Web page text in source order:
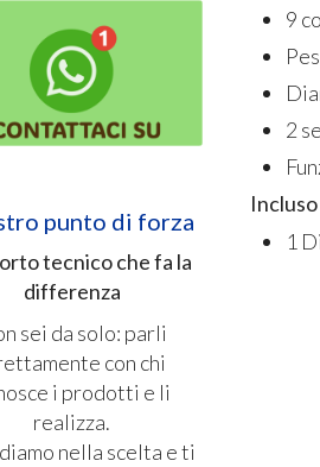
9
2
1
punto di forza
tecnico che fa la
differenza
sei da solo: parli
con chi
i prodotti e li
realizza.
nella scelta e ti